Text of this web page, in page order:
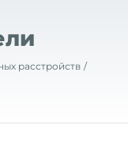
расстройств